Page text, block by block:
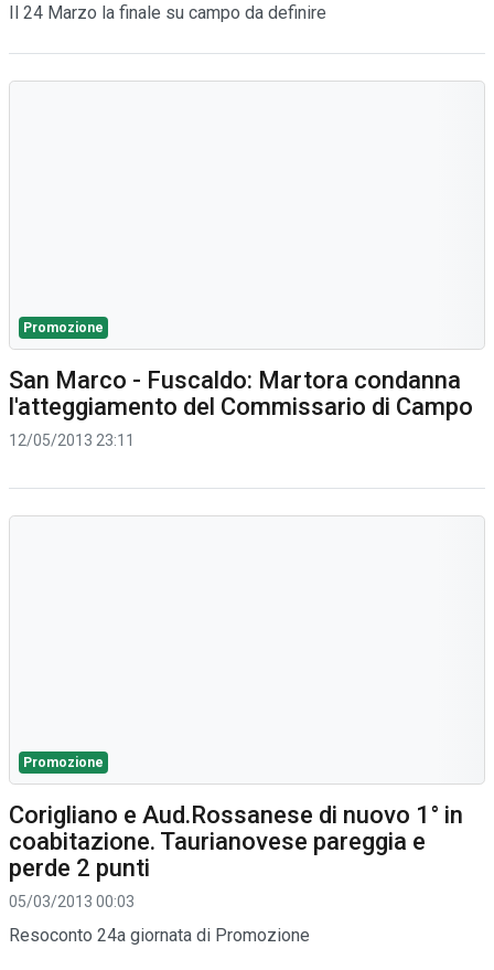
Il 24 Marzo la finale su campo da definire
Promozione
San Marco - Fuscaldo: Martora condanna
l'atteggiamento del Commissario di Campo
12/05/2013 23:11
Promozione
Corigliano e Aud.Rossanese di nuovo 1° in
coabitazione. Taurianovese pareggia e
perde 2 punti
05/03/2013 00:03
Resoconto 24a giornata di Promozione